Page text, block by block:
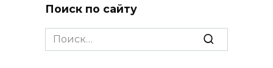
Поиск по сайту
Search
for: